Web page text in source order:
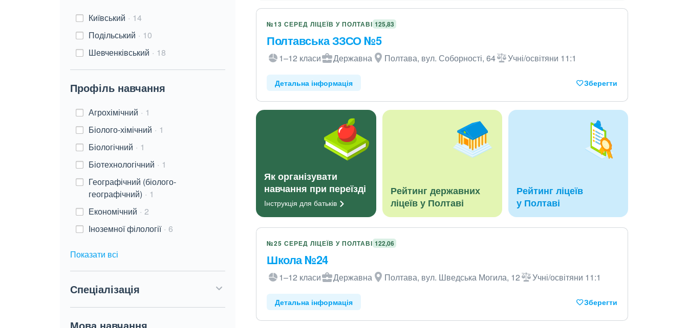
Київський
14
Подільський
10
Шевченківський
18
Профіль навчання
Агрохімічний
1
Біолого-хімічний
1
Біологічний
1
Біотехнологічний
1
Географічний (біолого-
географічний)
1
Економічний
2
Іноземної філології
6
Показати всі
Спеціалізація
№13 СЕРЕД ЛІЦЕЇВ У ПОЛТАВІ 125,83
Полтавська ЗЗСО №5
1–12 класи Державна Полтава, вул. Соборності, 64 Учні/освітяни 11:1
Детальна інформація Зберегти
Як організувати
навчання при переїзді
Інструкція длябатьків
Рейтинг державних
ліцеїв у Полтаві
Рейтинг ліцеїв
у Полтаві
№25 СЕРЕД ЛІЦЕЇВ У ПОЛТАВІ 122,06
Школа №24
1–12 класи Державна Полтава, вул. Шведська Могила, 12 Учні/освітяни 11:1
Детальна інформація Зберегти